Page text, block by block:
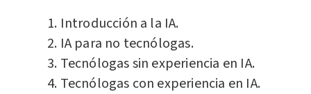
Introducción a la IA.
IA para no tecnólogas.
Tecnólogas sin experiencia en IA.
Tecnólogas con experiencia en IA.